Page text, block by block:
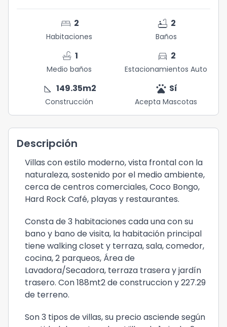
bed 2
Habitaciones
bathtub 2
Baños
faucet 1
Medio baños
directions_car 2
Estacionamientos Auto
square_foot 149.35m2
Construcción
pets Sí
Acepta Mascotas
Descripción
Villas con estilo moderno, vista frontal con la
naturaleza, sostenido por el medio ambiente,
cerca de centros comerciales, Coco Bongo,
Hard Rock Café, playas y restaurantes.
Consta de 3 habitaciones cada una con su
bano y bano de visita, la habitación principal
tiene walking closet y terraza, sala, comedor,
cocina, 2 parqueos, Área de
Lavadora/Secadora, terraza trasera y jardín
trasero. Con 188mt2 de construccion y 227.29
de terreno.
Son 3 tipos de villas, su precio asciende según